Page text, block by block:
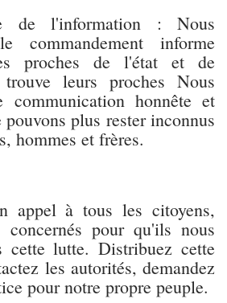
de l'information : Nous
commandement informe
proches de l'état et de
leurs proches Nous
communication honnête et
plus rester inconnus
hommes et frères.
appel à tous les citoyens,
pour qu'ils nous
cette lutte. Distribuez cette
les autorités, demandez
pour notre propre peuple.